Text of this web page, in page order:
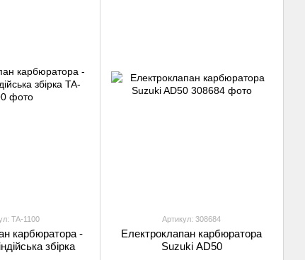
TA-1100
карбюратора -
збірка
Артикул: 308684
Електроклапан карбюратора
Suzuki AD50